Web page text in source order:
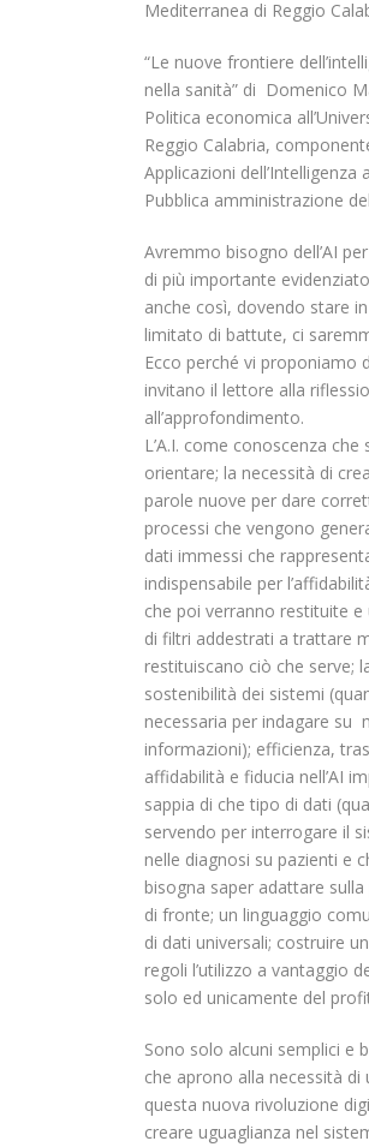
Mediterranea di Reggio
“Le nuove frontiere
nella sanità” di Domenico
Politica economica
Reggio Calabria,
Applicazioni dell’Intelligenza
Pubblica amministrazione
Avremmo bisogno dell’AI
di più importante
anche così, dovendo stare
limitato di battute, ci
Ecco perché vi proponiamo
invitano il lettore alla
all’approfondimento.
L’A.I. come conoscenza
orientare; la necessità di
parole nuove per dare
processi che vengono
dati immessi che
indispensabile per
che poi verranno restituite e
di filtri addestrati a trattare
restituiscano ciò che serve;
sostenibilità dei sistemi
necessaria per indagare su
informazioni); efficienza,
affidabilità e fiducia nell’AI
sappia di che tipo di dati
servendo per interrogare il
nelle diagnosi su pazienti e
bisogna saper adattare
di fronte; un linguaggio
di dati universali; costruire
regoli l’utilizzo a vantaggio
solo ed unicamente del
Sono solo alcuni semplici e
che aprono alla necessità di
questa nuova rivoluzione
creare uguaglianza nel